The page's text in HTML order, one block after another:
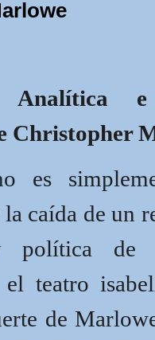
Analítica
Christopher
es
caída de un
política de
el teatro
de